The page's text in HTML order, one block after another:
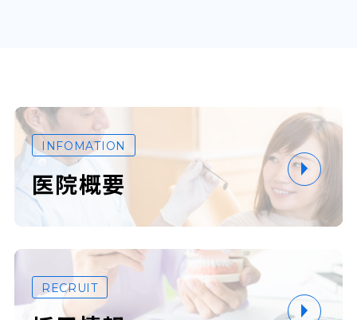
INFOMATION
医院概要
RECRUIT